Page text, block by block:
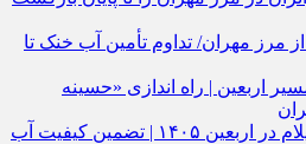
زائر از مرز مهران/ تداوم تأمین آب خنک تا
اربعین | راه‌ اندازی «حسینه
تلاش جهادی آب و فاضلاب ایلام در اربعین ۱۴۰۵ | تضمین کیفیت آب